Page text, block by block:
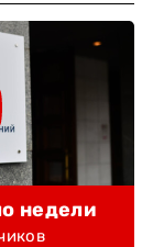
недели